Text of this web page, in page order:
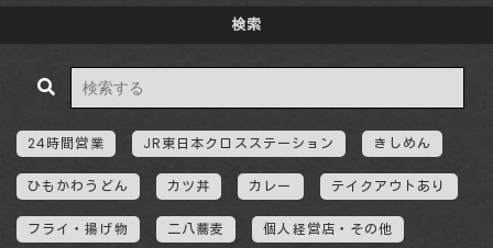
検索
24時間営業 JR東日本クロスステーション きしめん
ひもかわうどん カツ丼 カレー テイクアウトあり
フライ・揚げ物 二八蕎麦 個人経営店・その他